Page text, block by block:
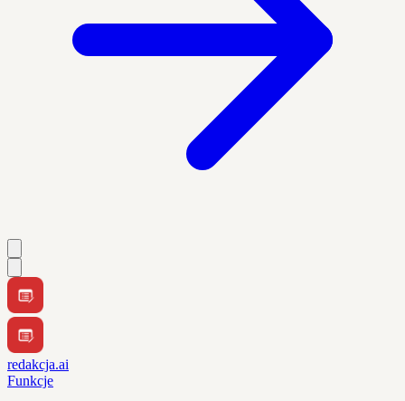
redakcja.ai
Funkcje